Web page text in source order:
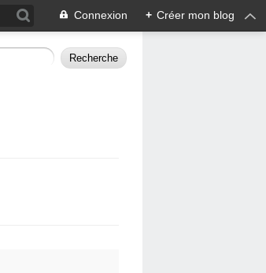
Connexion + Créer mon blog